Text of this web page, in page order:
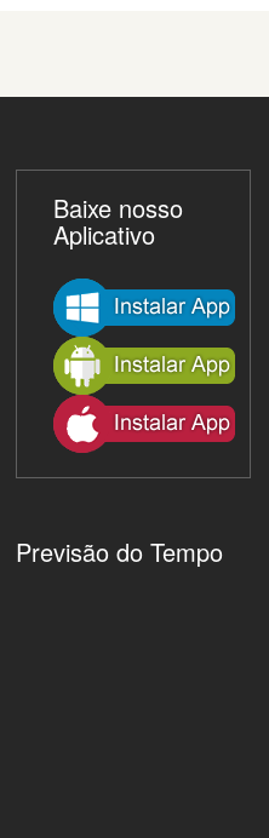
Baixe nosso
Aplicativo
Previsão do Tempo